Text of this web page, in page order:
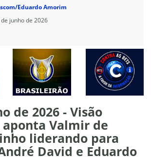
Eduardo Amorim
de junho de 2026
de 2026 - Visão
aponta Valmir de
liderando para
David e Eduardo